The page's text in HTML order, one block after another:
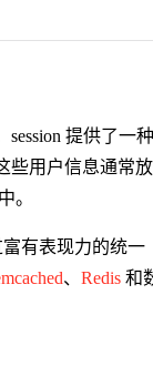
提供了一种
些用户信息通常
。
富有表现力的统一
、 Redis 和